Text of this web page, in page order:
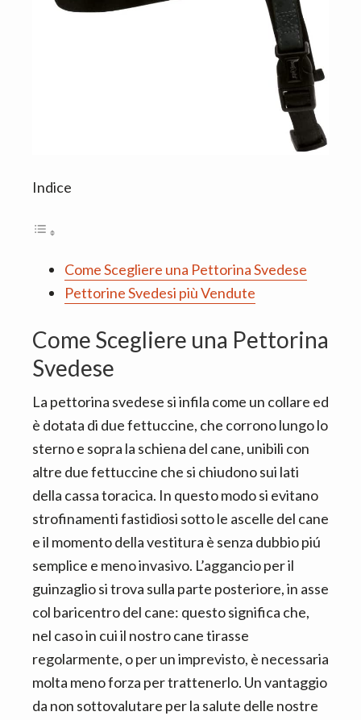
Indice
Come Scegliere una Pettorina Svedese
Pettorine Svedesi più Vendute
Come Scegliere una Pettorina
Svedese
La pettorina svedese si infila come un collare ed
è dotata di due fettuccine, che corrono lungo lo
sterno e sopra la schiena del cane, unibili con
altre due fettuccine che si chiudono sui lati
della cassa toracica. In questo modo si evitano
strofinamenti fastidiosi sotto le ascelle del cane
e il momento della vestitura è senza dubbio piú
semplice e meno invasivo. L’aggancio per il
guinzaglio si trova sulla parte posteriore, in asse
col baricentro del cane: questo significa che,
nel caso in cui il nostro cane tirasse
regolarmente, o per un imprevisto, è necessaria
molta meno forza per trattenerlo. Un vantaggio
da non sottovalutare per la salute delle nostre